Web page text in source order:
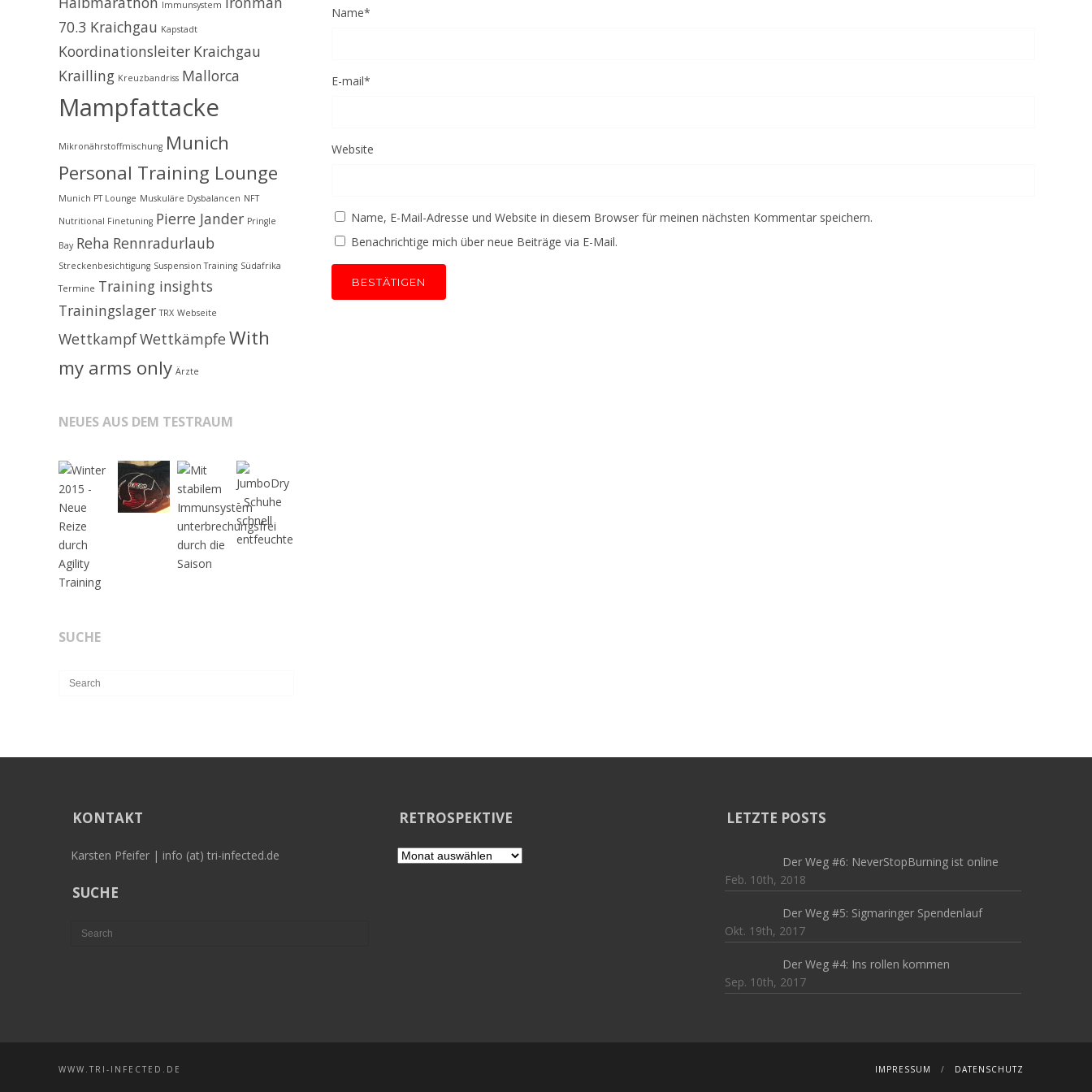
Name*
E-mail*
Website
Name, E-Mail-Adresse und Website in diesem Browser für meinen nächsten Kommentar speichern.
Benachrichtige mich über neue Beiträge via E-Mail.
Immunsystem
70.3 Kraichgau Kapstadt
Koordinationsleiter Kraichgau
Krailling Kreuzbandriss Mallorca
Mampfattacke
Mikronährstoffmischung Munich
Personal Training Lounge
Munich PT Lounge Muskuläre Dysbalancen NFT
Nutritional Finetuning Pierre Jander Pringle
Bay Reha Rennradurlaub
Streckenbesichtigung Suspension Training Südafrika
Termine Training insights
Trainingslager TRX Webseite
WettkampfWettkämpfeWith
my arms only Ärzte
NEUES AUS DEM TESTRAUM
SUCHE
KONTAKT
Karsten Pfeifer | info (at) tri-infected.de
SUCHE
RETROSPEKTIVE
Retrospektive
LETZTE POSTS
Der Weg #6: NeverStopBurning ist online
Feb. 10th, 2018
Der Weg #5: Sigmaringer Spendenlauf
Okt. 19th, 2017
Der Weg #4: Ins rollen kommen
Sep. 10th, 2017
WWW.TRI-INFECTED.DE IMPRESSUM DATENSCHUTZ